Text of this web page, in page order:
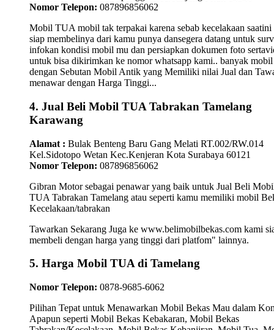
Nomor Telepon: 087896856062
Mobil TUA mobil tak terpakai karena sebab kecelakaan saatini
siap membelinya dari kamu punya dansegera datang untuk
infokan kondisi mobil mu dan persiapkan dokumen foto
untuk bisa dikirimkan ke nomor whatsapp kami.. banyak mobil
dengan Sebutan Mobil Antik yang Memiliki nilai Jual dan
menawar dengan Harga Tinggi...
4. Jual Beli Mobil TUA Tabrakan Tamelang
Karawang
Alamat : Bulak Benteng Baru Gang Melati RT.002/RW.014
Kel.Sidotopo Wetan Kec.Kenjeran Kota Surabaya 60121
Nomor Telepon: 087896856062
Gibran Motor sebagai penawar yang baik untuk Jual Beli
TUA Tabrakan Tamelang atau seperti kamu memiliki mobil
Kecelakaan/tabrakan
Tawarkan Sekarang Juga ke www.belimobilbekas.com kami
membeli dengan harga yang tinggi dari platfom" lainnya.
5. Harga Mobil TUA di Tamelang
Nomor Telepon: 0878-9685-6062
Pilihan Tepat untuk Menawarkan Mobil Bekas Mau dalam
Apapun seperti Mobil Bekas Kebakaran, Mobil Bekas